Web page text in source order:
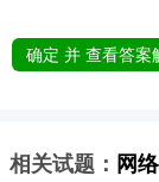
确定 并 查看答案
相关试题： 网